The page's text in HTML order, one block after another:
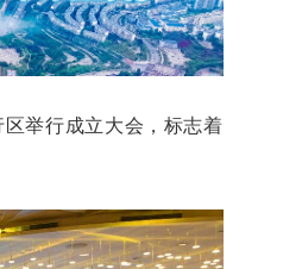
举行成立大会，标志着